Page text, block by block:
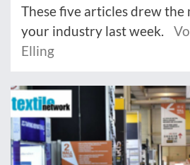
These five articles drew
your industry last week.
Elling